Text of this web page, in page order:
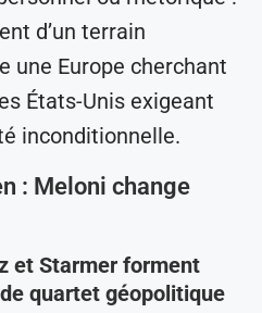
d’un terrain
une Europe cherchant
États-Unis exigeant
inconditionnelle.
: Meloni change
et Starmer forment
quartet géopolitique